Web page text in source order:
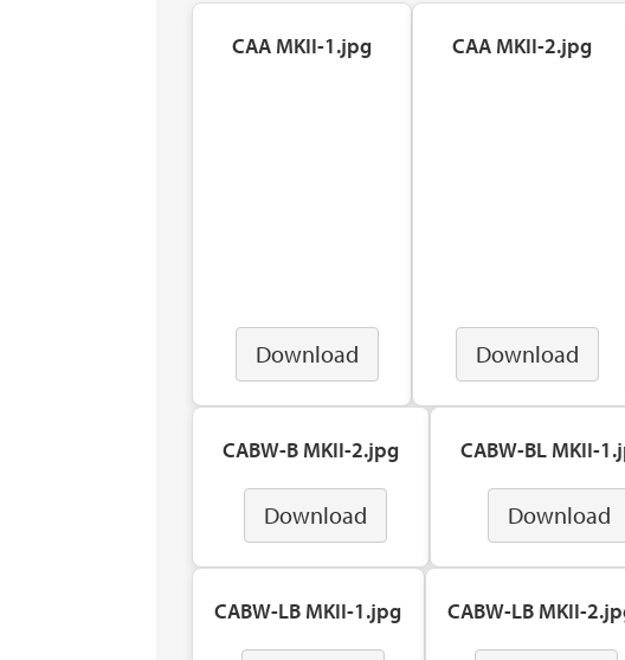
CAA MKII-1.jpg
Download
CAA MKII-2.jpg
Download
CABW-B MKII-2.jpg
Download
CABW-BL MKII-
Download
CABW-LB MKII-1.jpg CABW-LB MKII-